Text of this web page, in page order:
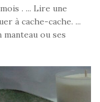
. ... Lire une
à cache-cache. ...
manteau ou ses